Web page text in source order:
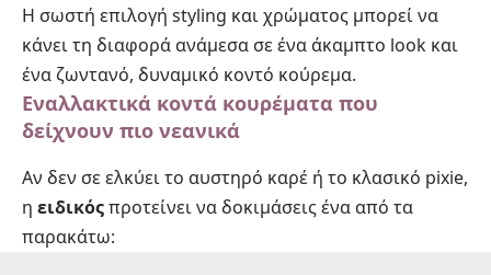
Η σωστή επιλογή styling και χρώματος μπορεί να
κάνει τη διαφορά ανάμεσα σε ένα άκαμπτο look και
ένα ζωντανό, δυναμικό κοντό κούρεμα.
Εναλλακτικά κοντά κουρέματα που
δείχνουν πιο νεανικά
Αν δεν σε ελκύει το αυστηρό καρέ ή το κλασικό pixie,
η ειδικόςπροτείνει να δοκιμάσεις ένα από τα
παρακάτω: